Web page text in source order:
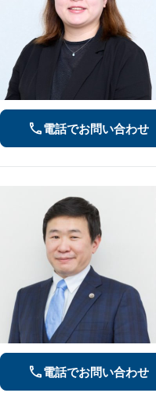
電話でお問い合わせ
電話でお問い合わせ